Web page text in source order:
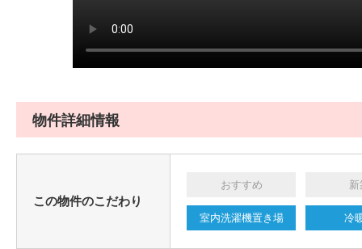
物件詳細情報
この物件のこだわり
おすすめ 新
室内洗濯機置き場 冷